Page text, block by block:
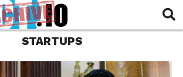
STARTUPS